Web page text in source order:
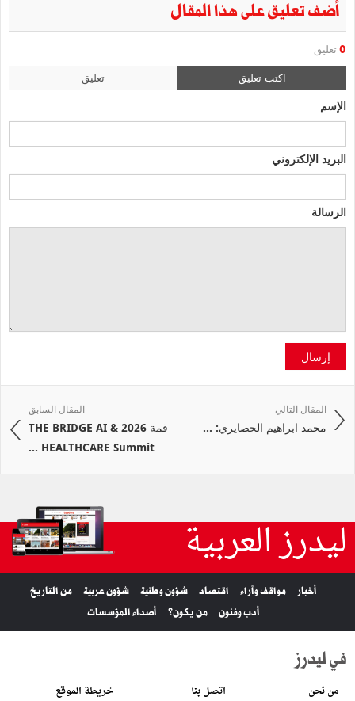
أضف تعليق على هذا المقال
0 تعليق
اكتب تعليق تعليق
الإسم
البريد الإلكتروني
الرسالة
إرسال
المقال السابق
قمة 2026 THE BRIDGE AI &
HEALTHCARE Summit ...
المقال التالي
محمد ابراهيم الحصايري: ...
ليدرز العربية
أخبار مواقف وآراء اقتصاد شؤون وطنية شؤون عربية
من التاريخ
أدب وفنون
من يكون؟ أصداء المؤسسات
في ليدرز
من نحن اتصل بنا خريطة الموقع